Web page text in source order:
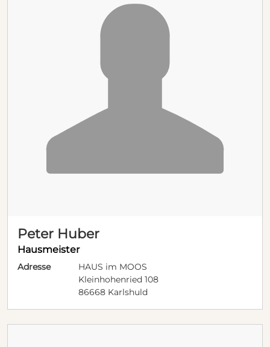
Peter Huber
Hausmeister
Adresse
HAUS im MOOS
Kleinhohenried 108
86668 Karlshuld